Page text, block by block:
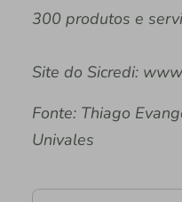
300 produtos e
Site do Sicredi:
Fonte: Thiago
Univales